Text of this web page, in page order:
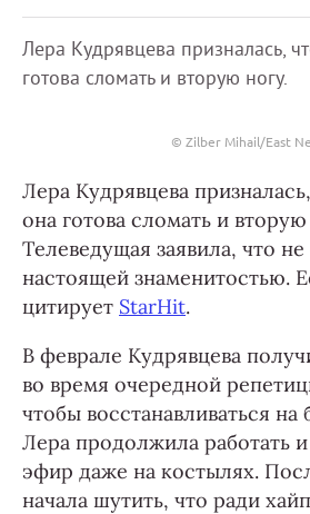
Лера Кудрявцева призналась,
готова сломать и вторую ногу.
© Zilber Mihail/East
Лера Кудрявцева
она готова сломать и вторую
Телеведущая заявила, что не
настоящей знаменитостью.
цитирует StarHit.
В феврале Кудрявцева
во время очередной
чтобы восстанавливаться
Лера продолжила работать
эфир даже на костылях.
начала шутить, что ради